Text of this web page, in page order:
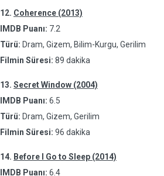
12. Coherence (2013)
IMDB Puanı: 7.2
Türü: Dram, Gizem, Bilim-Kurgu, Gerilim
Filmin Süresi: 89 dakika
13. Secret Window (2004)
IMDB Puanı: 6.5
Türü: Dram, Gizem, Gerilim
Filmin Süresi: 96 dakika
14. Before I Go to Sleep (2014)
IMDB Puanı: 6.4